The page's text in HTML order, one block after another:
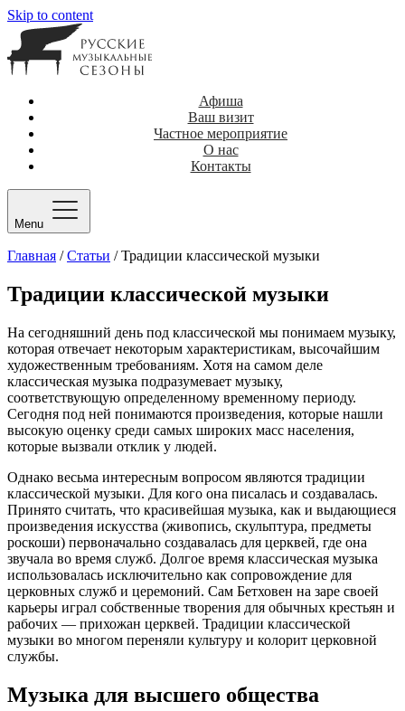
Skip to content
Афиша
Ваш визит
Частное мероприятие
О нас
Контакты
Menu
Главная /Статьи /Традиции классической музыки
Традиции классической музыки
На сегодняшний день под классической мы понимаем музыку,
которая отвечает некоторым характеристикам, высочайшим
художественным требованиям. Хотя на самом деле
классическая музыка подразумевает музыку,
соответствующую определенному временному периоду.
Сегодня под ней понимаются произведения, которые нашли
высокую оценку среди самых широких масс населения,
которые вызвали отклик у людей.
Однако весьма интересным вопросом являются традиции
классической музыки. Для кого она писалась и создавалась.
Принято считать, что красивейшая музыка, как и выдающиеся
произведения искусства (живопись, скульптура, предметы
роскоши) первоначально создавалась для церквей, где она
звучала во время служб. Долгое время классическая музыка
использовалась исключительно как сопровождение для
церковных служб и церемоний. Сам Бетховен на заре своей
карьеры играл собственные творения для обычных крестьян и
рабочих — прихожан церквей. Традиции классической
музыки во многом переняли культуру и колорит церковной
службы.
Музыка для высшего общества